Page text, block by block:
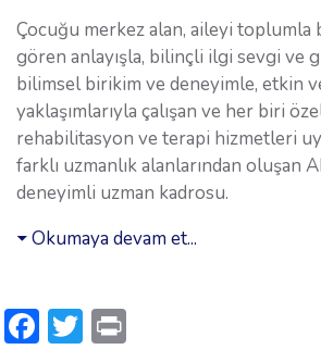
Çocuğu merkez alan, aileyi
gören anlayışla, bilinçli ilgi sevgi ve
bilimsel birikim ve deneyimle, etkin
yaklaşımlarıyla çalışan ve her biri
rehabilitasyon ve terapi hizmetleri
farklı uzmanlık alanlarından oluşan
deneyimli uzman kadrosu.
Okumaya devam et...
Facebook
Twitter